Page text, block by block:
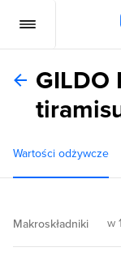
GILDO
Wartości odżywcze
Makroskładniki w